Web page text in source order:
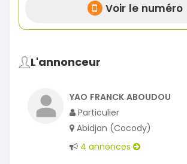
Voir le numéro
L'annonceur
YAO FRANCK ABOUDOU
Particulier
Abidjan (Cocody)
4 annonces